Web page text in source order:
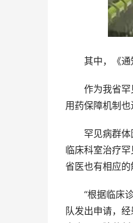
其中，《通知
作为我省罕见
用药保障机制也
罕见病群体因
临床科室治疗
省医也有相应的
“根据临床诊
队发出申请，